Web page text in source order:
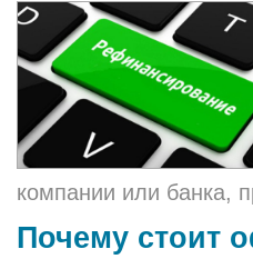
компании или банка,
Почему стоит